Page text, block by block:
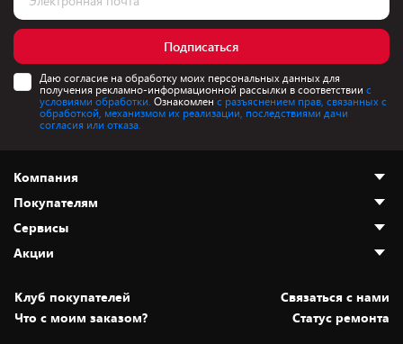
Подписаться
Даю согласие на обработку моих персональных данных для
получения рекламно-информационной рассылки в соответствии с
условиями обработки. Ознакомлен с разъяснением прав, связанных с
обработкой, механизмом их реализации, последствиями дачи
согласия или отказа.
Компания
О нас
Адреса магазинов
Новости
Статьи и обзоры
Вакансии
Покупателям
Как сделать заказ
Оплата и доставка
Безналичный расчёт
Обмен и возврат товара
Сервисы
Установка техники
Для игровых консолей
Акции
Скидки и промокоды
Белорусские товары
Клуб покупателей
Cвязаться с нами
Что с моим заказом?
Статус ремонта